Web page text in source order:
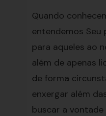
Quando
entendemos Seu
para aqueles ao
além de apenas
de forma
enxergar além
buscar a vontade